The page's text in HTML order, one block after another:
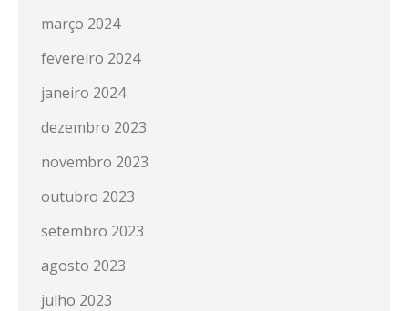
março 2024
fevereiro 2024
janeiro 2024
dezembro 2023
novembro 2023
outubro 2023
setembro 2023
agosto 2023
julho 2023